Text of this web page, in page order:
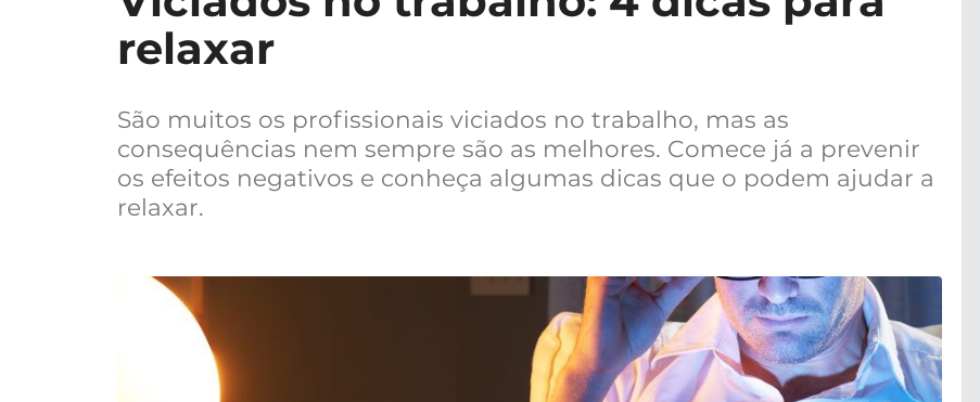
relaxar
São muitos os profissionais viciados no trabalho, mas as
consequências nem sempre são as melhores. Comece já a prevenir
os efeitos negativos e conheça algumas dicas que o podem ajudar a
relaxar.